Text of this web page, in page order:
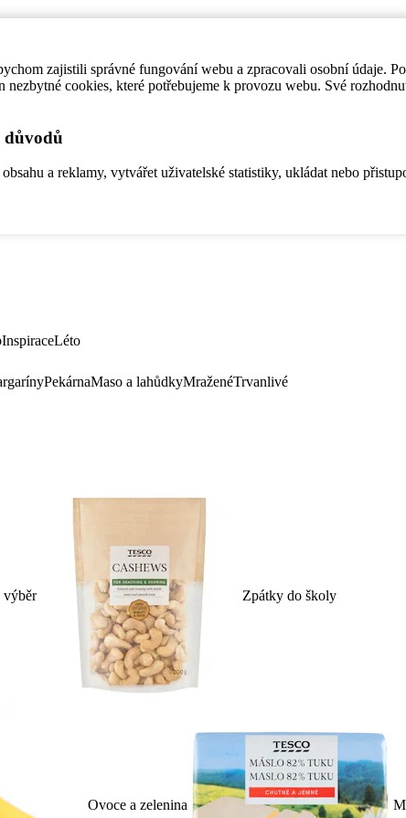
zajistili správné fungování webu a zpracovali osobní údaje.
cookies, které potřebujeme k provozu webu. Své
důvodů
a reklamy, vytvářet uživatelské statistiky, ukládat nebo
InspiraceLéto
PekárnaMaso a lahůdkyMraženéTrvanlivé
výběr Zpátky do školy
Ovoce a zelenina